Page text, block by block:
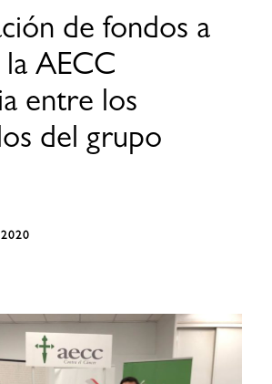
de fondos a
AECC
entre los
del grupo